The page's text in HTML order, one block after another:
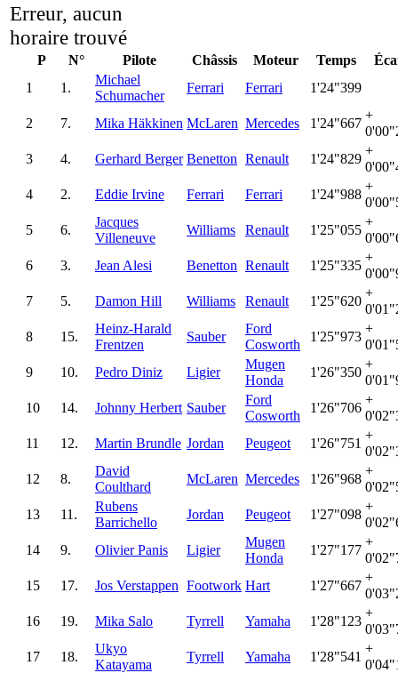
Erreur, aucun
horaire trouvé
P N° Pilote Châssis Moteur Temps
1
1.
Michael
Schumacher
Ferrari Ferrari 1'24"399
2 7. Mika Häkkinen McLaren Mercedes 1'24"667
+
3
4. Gerhard Berger Benetton Renault 1'24"829
+
4
2. Eddie Irvine Ferrari Ferrari 1'24"988
+
5
6.
Jacques
Villeneuve
Williams Renault 1'25"055
+
6
3. Jean Alesi Benetton Renault 1'25"335
+
7
5. Damon Hill Williams Renault 1'25"620
+
8
15.
Heinz-Harald
Frentzen
Sauber
Ford
Cosworth
1'25"973
+
9
10. Pedro Diniz Ligier
Mugen
Honda
1'26"350
+
10
14. Johnny Herbert Sauber
Ford
Cosworth
1'26"706
+
11
12. Martin Brundle Jordan Peugeot 1'26"751
+
12
8.
David
Coulthard
McLaren Mercedes 1'26"968
+
13
11.
Rubens
Barrichello
Jordan Peugeot 1'27"098
+
14
9. Olivier Panis Ligier
Mugen
Honda
1'27"177
+
15
17. Jos Verstappen Footwork Hart 1'27"667
+
16
19. Mika Salo Tyrrell Yamaha 1'28"123
+
17
18.
Ukyo
Katayama
Tyrrell Yamaha 1'28"541
+